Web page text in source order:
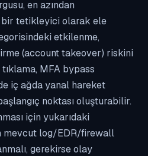
en azından
bir tetikleyici olarak ele
etkilenme,
(account takeover) riskini
MFA bypass
iç ağda yanal hareket
noktası oluşturabilir.
için yukarıdaki
mevcut log/EDR/firewall
gerekirse olay